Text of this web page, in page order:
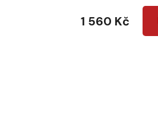
1 560 Kč